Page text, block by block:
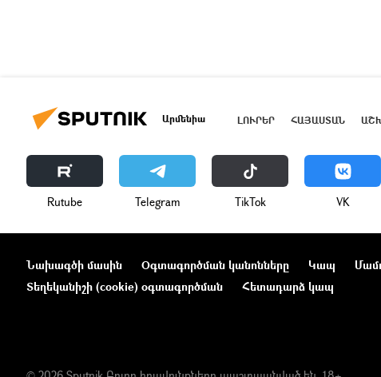
Արմենիա ԼՈՒՐԵՐ ՀԱՅԱՍՏԱՆ
Rutube Telegram ТikТоk VK
Նախագծի մասին Օգտագործման կանոնները Կապ
Տեղեկանիշի (cookie) օգտագործման
Հետադարձ կապ